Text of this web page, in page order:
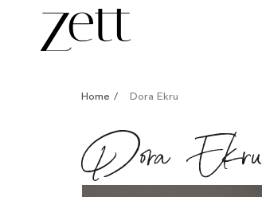
Home // Dora Ekru
Dora Ekru